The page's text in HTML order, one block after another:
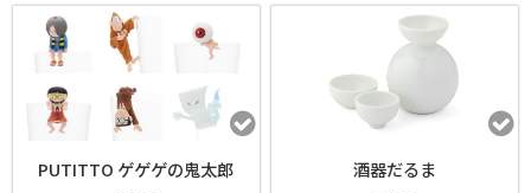
PUTITTO ゲゲゲの鬼太郎 酒器だるま